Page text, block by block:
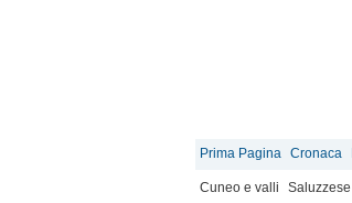
Prima Pagina Cronaca
Cuneo e valli Saluzzese